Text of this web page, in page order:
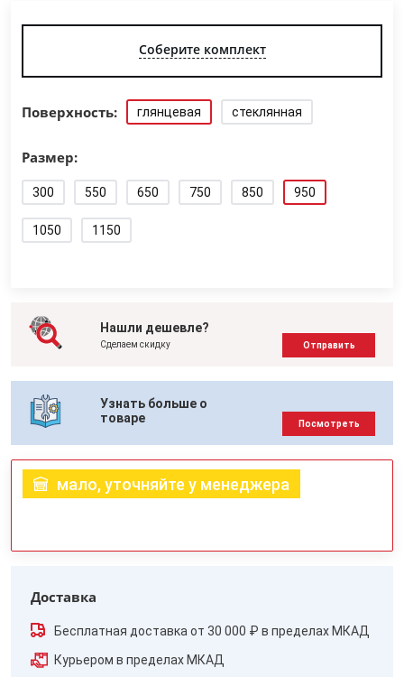
Соберите комплект
Поверхность: глянцевая стеклянная
Размер:
300 550 650 750 850 950
1050 1150
Нашли дешевле?
Сделаем скидку Отправить
Узнать больше о
товаре
Посмотреть
мало, уточняйте у менеджера
Доставка
Бесплатная доставка от 30 000 ₽ в пределах МКАД
Курьером в пределах МКАД